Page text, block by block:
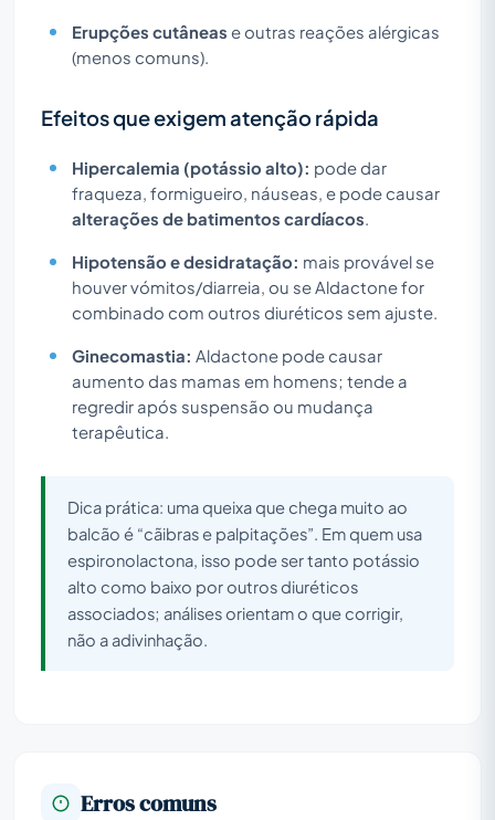
Erupções cutâneas e outras reações alérgicas
(menos comuns).
Efeitos que exigem atenção rápida
Hipercalemia (potássio alto): pode dar
fraqueza, formigueiro, náuseas, e pode causar
alterações de batimentos cardíacos
Hipotensão e desidratação: mais provável se
houver vómitos/diarreia, ou se Aldactone for
combinado com outros diuréticos sem ajuste.
Ginecomastia: Aldactone pode causar
aumento das mamas em homens; tende a
regredir após suspensão ou mudança
terapêutica.
Dica prática: uma queixa que chega muito ao
balcão é “cãibras e palpitações”. Em quem usa
espironolactona, isso pode ser tanto potássio
alto como baixo por outros diuréticos
associados; análises orientam o que corrigir,
não a adivinhação.
Erros comuns